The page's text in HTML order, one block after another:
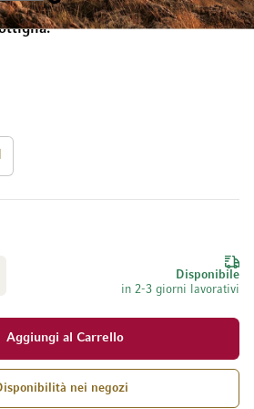
Disponibile
in 2-3 giorni lavorativi
Aggiungi al Carrello
nei negozi